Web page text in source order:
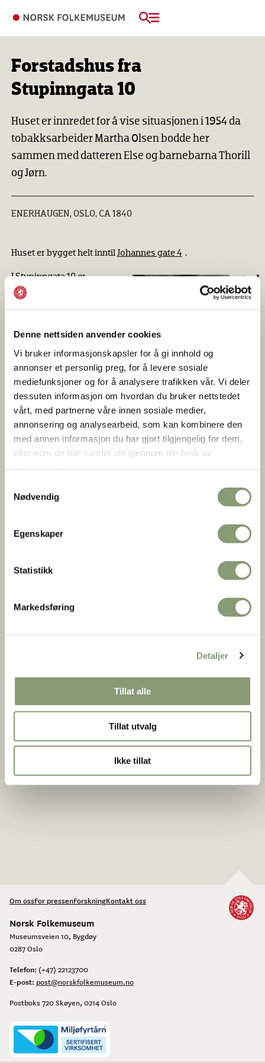
Denne nettsiden anvender cookies
Vi bruker informasjonskapsler for å gi innhold og
annonser et personlig preg, for å levere sosiale
mediefunksjoner og for å analysere trafikken vår. Vi deler
dessuten informasjon om hvordan du bruker nettstedet
vårt, med partnerne våre innen sosiale medier,
annonsering og analysearbeid, som kan kombinere den
med annen informasjon du har gjort tilgjengelig for dem,
eller som de har samlet inn gjennom din bruk av
Nødvendig
Egenskaper
Statistikk
Markedsføring
Detaljer
Tillat alle
Tillat utvalg
Ikke tillat
Forstadshus fra
Stupinngata 10
Huset er innredet for å vise situasjonen i 1954 da
tobakksarbeider Martha Olsen bodde her
sammen med datteren Else og barnebarna Thorill
og Jørn.
ENERHAUGEN, OSLO, CA 1840
Huset er bygget helt inntilJohannes gate 4 .
I Stupinngata 10 er
hjemmet til Martha Olsen
tobakksfabrikk, bodde i
huset fra 1916 til 1959. Hun
var eldste datter av
Marius og Augusta i
Johannes gate 4. Huset
består av stue, kjøkken og
I 1954 besto husholdet i
tillegg til Martha av
datteren Else Hilton (1914-
1984), hennes mann, rørleggeren Torbjørn Hilton, og deres
to barn Thorill og Jørn. Senere samme år flyttet Else med
Martha ble boende på Enerhaugen til huset ble revet i 1959.
207
Se mer på digitaltmuseum
Om ossFor pressenForskningKontakt oss
Norsk Folkemuseum
Museumsveien 10, Bygdøy
0287 Oslo
Telefon: (+47) 22123700
E-post: post@norskfolkemuseum.no
Postboks 720 Skøyen, 0214 Oslo